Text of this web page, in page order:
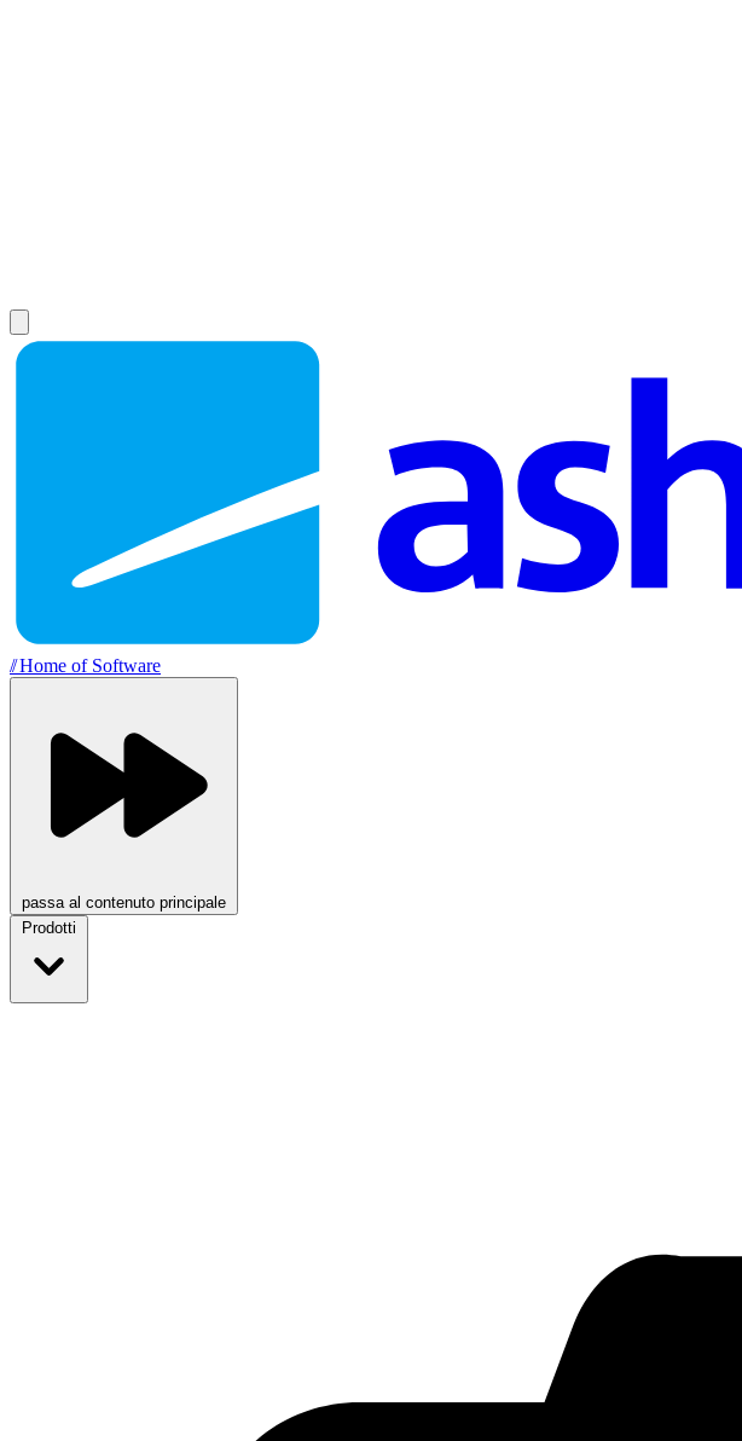
//Home of Software
passa al contenuto principale
Prodotti